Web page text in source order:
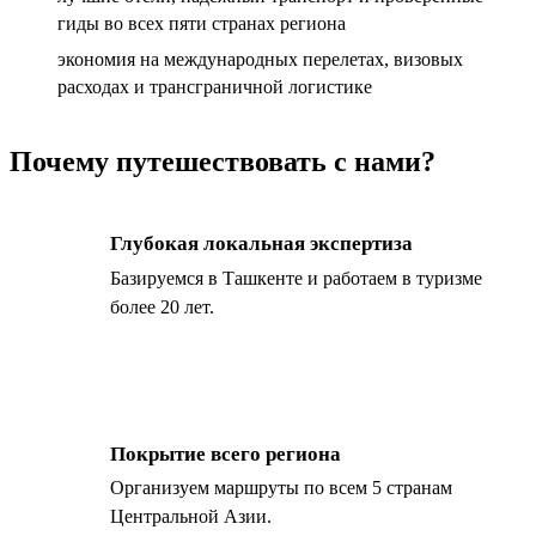
гиды во всех пяти странах региона
экономия на международных перелетах, визовых
расходах и трансграничной логистике
Почему путешествовать с нами?
Глубокая локальная экспертиза
Базируемся в Ташкенте и работаем в туризме
более 20 лет.
Покрытие всего региона
Организуем маршруты по всем 5 странам
Центральной Азии.